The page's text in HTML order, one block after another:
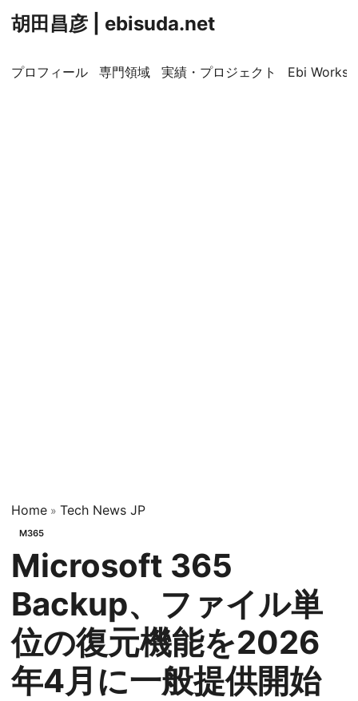
胡田昌彦 | ebisuda.net
プロフィール 専門領域 実績・プロジェクト Ebi
Home » Tech News JP
M365
Microsoft 365
Backup、ファイル単
位の復元機能を2026
年4月に一般提供開始